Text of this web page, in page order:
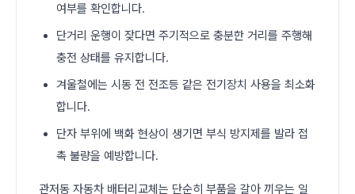
여부를 확인합니다.
단거리 운행이 잦다면 주기적으로 충분한 거리를 주행해
충전 상태를 유지합니다.
겨울철에는 시동 전 전조등 같은 전기장치 사용을 최소화
합니다.
단자 부위에 백화 현상이 생기면 부식 방지제를 발라 접
촉 불량을 예방합니다.
관저동 자동차 배터리교체는 단순히 부품을 갈아 끼우는 일